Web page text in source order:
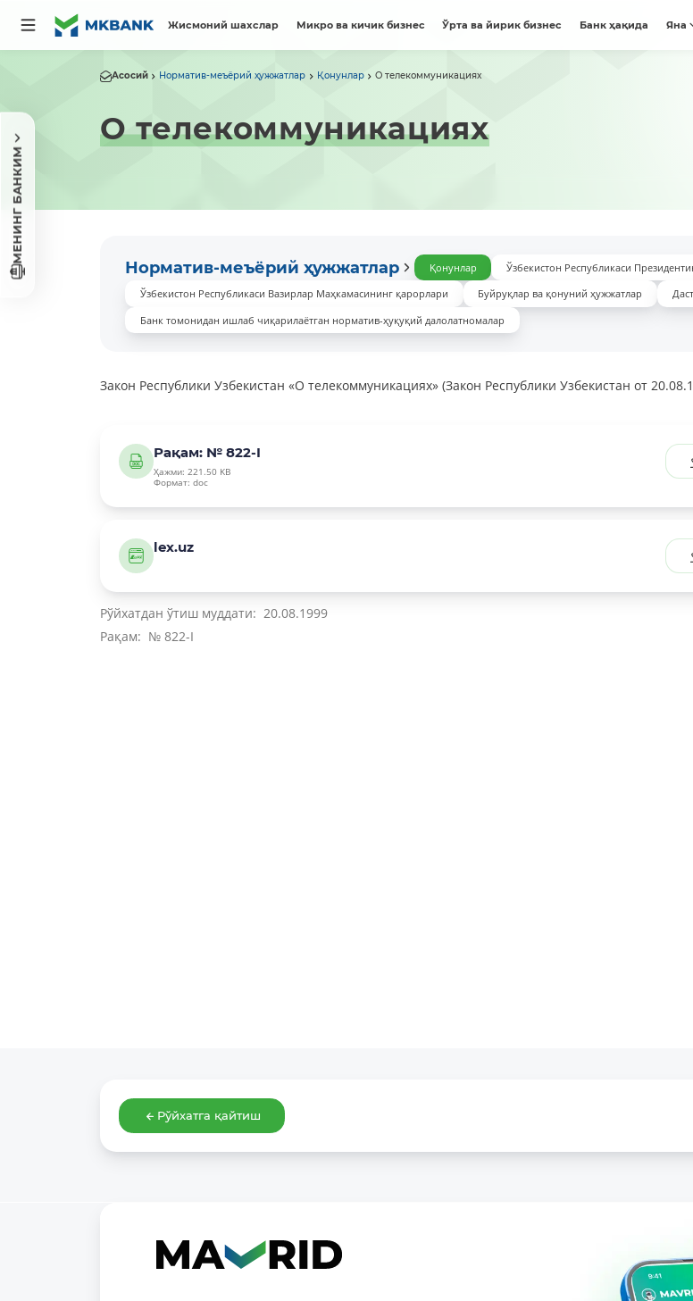
Жисмоний шахслар Микро ва кичик бизнес Ўрта ва йирик бизнес Банк ҳақида Яна
МЕНИНГ БАНКИМ
Асосий Норматив-меъёрий ҳужжатлар Қонунлар О телекоммуникациях
О телекоммуникациях
Норматив-меъёрий ҳужжатлар Қонунлар
Ўзбекистон Республикаси
Ўзбекистон Республикаси Вазирлар Маҳкамасининг қарорлари
Буйруқлар ва қонуний ҳужжатлар
Банк томонидан ишлаб чиқарилаётган норматив-ҳуқуқий далолатномалар
Закон Республики Узбекистан «О телекоммуникациях» (Закон Республики Узбекистан от
Рақам: № 822-I
Ҳажми: 221.50 KB
Формат: doc
lex.uz
Рўйхатдан ўтиш муддати: 20.08.1999
Рақам: № 822-I
Рўйхатга қайтиш